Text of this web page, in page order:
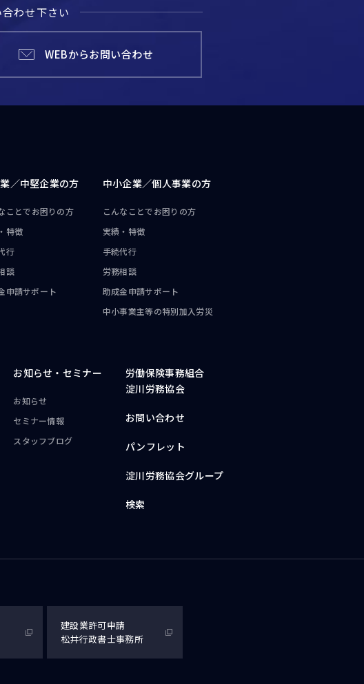
わせ下さい
WEBからお問い合わせ
／中堅企業の方
ことでお困りの方
特徴
行
談
申請サポート
中小企業／個人事業の方
こんなことでお困りの方
実績・特徴
手続代行
労務相談
助成金申請サポート
中小事業主等の特別加入労災
お知らせ・ セミナー
お知らせ
セミナー情報
スタッフブログ
労働保険事務組合
淀川労務協会
お問い合わせ
パンフレット
淀川労務協会グループ
検索
建設業許可申請
松井行政書士事務所